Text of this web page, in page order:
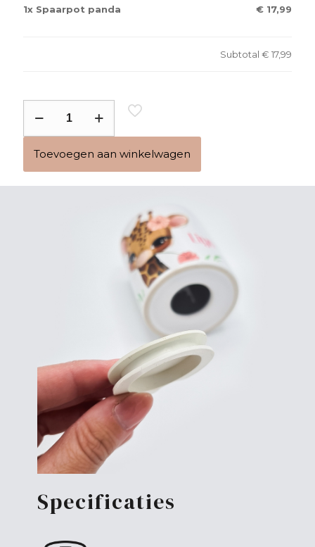
1x Spaarpot panda € 17,99
Subtotal € 17,99
aantal
Toevoegen aan winkelwagen
Specificaties